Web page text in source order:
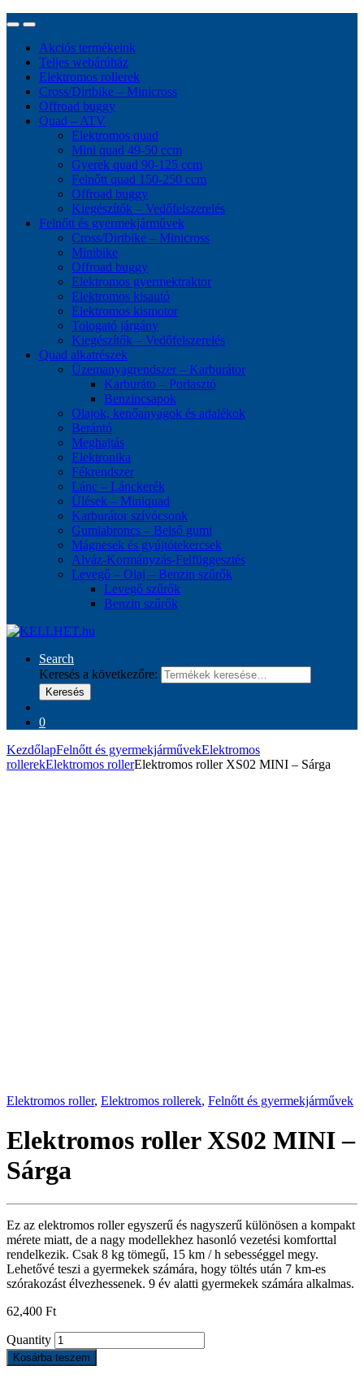
Akciós termékeink
Teljes webárúház
Elektromos rollerek
Cross/Dirtbike – Minicross
Offroad buggy
Quad – ATV
Elektromos quad
Mini quad 49-50 ccm
Gyerek quad 90-125 ccm
Felnőtt quad 150-250 ccm
Offroad buggy
Kiegészítők – Vedőfelszerelés
Felnőtt és gyermekjárművek
Cross/Dirtbike – Minicross
Minibike
Offroad buggy
Elektromos gyermektraktor
Elektromos kisautó
Elektromos kismotor
Tologató járgány
Kiegészítők – Vedőfelszerelés
Quad alkatrészek
Üzemanyagrendszer – Karburátor
Karburáto – Porlasztó
Benzincsapok
Olajok, kenőanyagok és adalékok
Berántó
Meghajtás
Elektronika
Fékrendszer
Lánc – Lánckerék
Ülések – Miniquad
Karburátor szívócsonk
Gumiabroncs – Belső gumi
Mágnesek és gyújtótekercsek
Alváz-Kormányzás-Felfüggesztés
Levegő – Olaj – Benzin szűrők
Levegő szűrők
Benzin szűrők
Search
Keresés a következőre:
Keresés
0
KezdőlapFelnőtt és gyermekjárművekElektromos
rollerekElektromos rollerElektromos roller XS02 MINI – Sárga
Elektromos roller, Elektromos rollerek, Felnőtt és gyermekjárművek
Elektromos roller XS02 MINI –
Sárga
Ez az elektromos roller egyszerű és nagyszerű különösen a kompakt
mérete miatt, de a nagy modellekhez hasonló vezetési komforttal
rendelkezik. Csak 8 kg tömegű, 15 km / h sebességgel megy.
Lehetővé teszi a gyermekek számára, hogy töltés után 7 km-es
szórakozást élvezhessenek. 9 év alatti gyermekek számára alkalmas.
62,400 Ft
Quantity
Kosárba teszem